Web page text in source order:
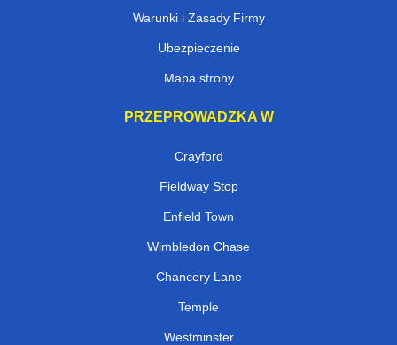
Warunki i Zasady Firmy
Ubezpieczenie
Mapa strony
PRZEPROWADZKA W
Crayford
Fieldway Stop
Enfield Town
Wimbledon Chase
Chancery Lane
Temple
Westminster